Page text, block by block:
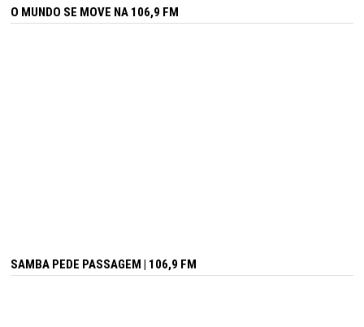
O MUNDO SE MOVE NA 106,9 FM
SAMBA PEDE PASSAGEM | 106,9 FM